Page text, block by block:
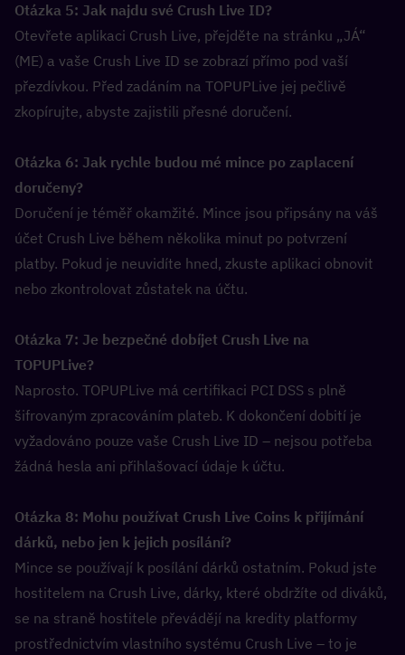
Otázka 5: Jak najdu své Crush Live ID?
Otevřete aplikaci Crush Live, přejděte na stránku „JÁ“
(ME) a vaše Crush Live ID se zobrazí přímo pod vaší
přezdívkou. Před zadáním na TOPUPLive jej pečlivě
zkopírujte, abyste zajistili přesné doručení.
Otázka 6: Jak rychle budou mé mince po zaplacení
doručeny?
Doručení je téměř okamžité. Mince jsou připsány na váš
účet Crush Live během několika minut po potvrzení
platby. Pokud je neuvidíte hned, zkuste aplikaci obnovit
nebo zkontrolovat zůstatek na účtu.
Otázka 7: Je bezpečné dobíjet Crush Live na
TOPUPLive?
Naprosto. TOPUPLive má certifikaci PCI DSS s plně
šifrovaným zpracováním plateb. K dokončení dobití je
vyžadováno pouze vaše Crush Live ID – nejsou potřeba
žádná hesla ani přihlašovací údaje k účtu.
Otázka 8: Mohu používat Crush Live Coins k přijímání
dárků, nebo jen k jejich posílání?
Mince se používají k posílání dárků ostatním. Pokud jste
hostitelem na Crush Live, dárky, které obdržíte od diváků,
se na straně hostitele převádějí na kredity platformy
prostřednictvím vlastního systému Crush Live – to je